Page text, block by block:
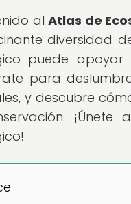
alAtlas de
diversidad
puede apoyar
para
y descubre